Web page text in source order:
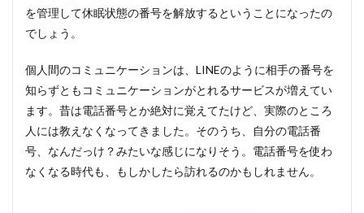
を管理して休眠状態の番号を解放するということになったの
でしょう。
個人間のコミュニケーションは、LINEのように相手の番号を
知らずともコミュニケーションがとれるサービスが増えてい
ます。昔は電話番号とか絶対に覚えてたけど、実際のところ
人には教えなくなってきました。そのうち、自分の電話番
号、なんだっけ？みたいな感じになりそう。電話番号を使わ
なくなる時代も、もしかしたら訪れるのかもしれません。